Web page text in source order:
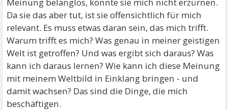
Da sie das aber tut, ist sie offensichtlich für mich
relevant. Es muss etwas daran sein, das mich trifft.
Warum trifft es mich? Was genau in meiner geistigen
Welt ist getroffen? Und was ergibt sich daraus? Was
kann ich daraus lernen? Wie kann ich diese Meinung
mit meinem Weltbild in Einklang bringen - und
damit wachsen? Das sind die Dinge, die mich
beschäftigen.